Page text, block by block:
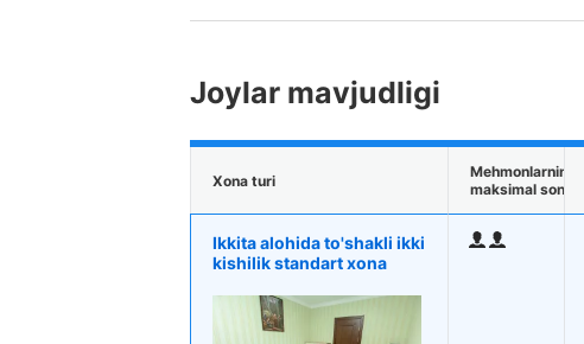
Joylar mavjudligi
Xona turi
Mehmonlarning
maksimal soni
Ikkita alohida to'shakli ikki
kishilik standart xona